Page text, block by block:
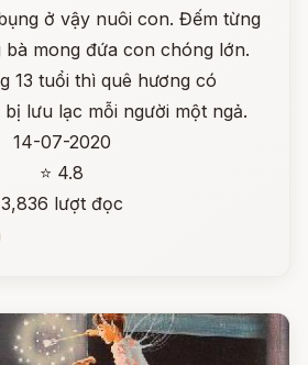
ở vậy nuôi con. Đếm từng
bà mong đứa con chóng lớn.
13 tuổi thì quê hương có
lưu lạc mỗi người một ngả.
14-07-2020
⭐ 4.8
3,836 lượt đọc